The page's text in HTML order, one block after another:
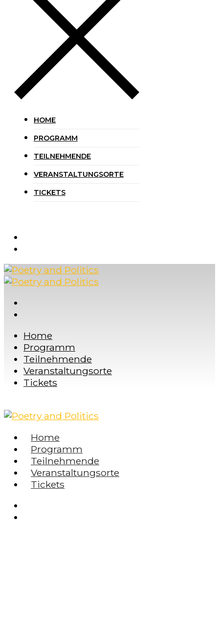
HOME
PROGRAMM
TEILNEHMENDE
VERANSTALTUNGSORTE
TICKETS
Home
Programm
Teilnehmende
Veranstaltungsorte
Tickets
Home
Programm
Teilnehmende
Veranstaltungsorte
Tickets